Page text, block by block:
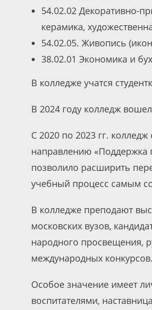
54.02.02 Декоративно-
керамика,
54.02.05. Живопись
38.02.01 Экономика и
В колледже учатся
В 2024 году колледж
С 2020 по 2023 гг.
направлению «Поддержка
позволило расширить
учебный процесс самым
В колледже преподают
московских вузов,
народного просвещения,
международных конкурсов.
Особое значение имеет
воспитателями,